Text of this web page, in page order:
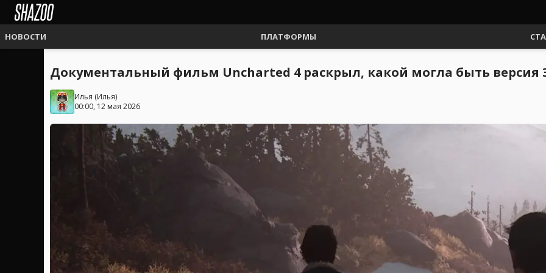
НОВОСТИ ПЛАТФОРМЫ
Документальный фильм Uncharted 4 раскрыл, какой могла быть версия
Илья (Илья)
00:00, 12 мая 2026